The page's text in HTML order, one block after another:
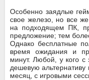
Особенно заядлые
свое железо, но все
на подходящем ПК,
предложение; тем
Однако бесплатные
время ожидания и
минут. Любой, у кого
дешевую
месяц, с игровыми